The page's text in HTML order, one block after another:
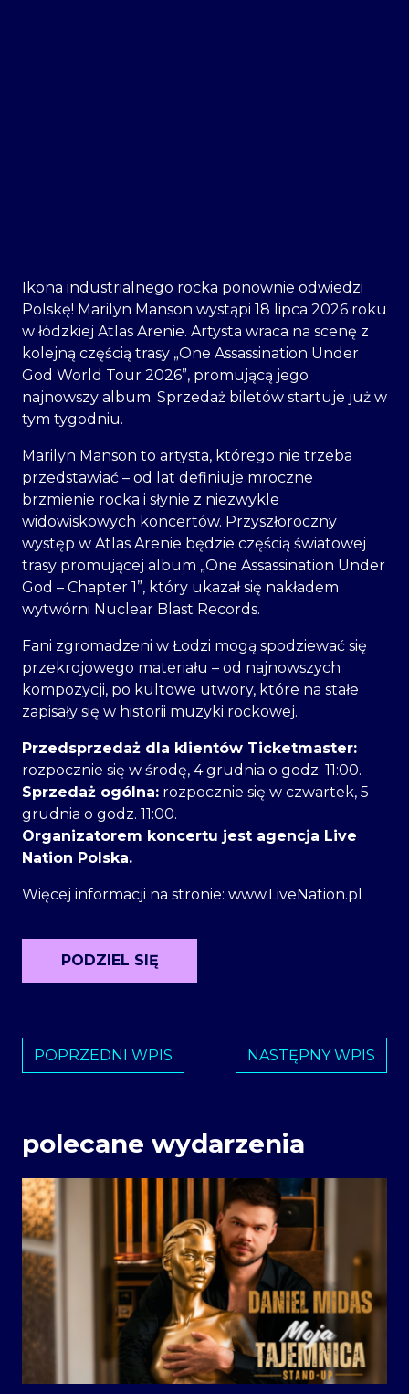
Ikona industrialnego rocka ponownie odwiedzi
Polskę! Marilyn Manson wystąpi 18 lipca 2026 roku
w łódzkiej Atlas Arenie. Artysta wraca na scenę z
kolejną częścią trasy „One Assassination Under
God World Tour 2026”, promującą jego
najnowszy album. Sprzedaż biletów startuje już w
tym tygodniu.
Marilyn Manson to artysta, którego nie trzeba
przedstawiać – od lat definiuje mroczne
brzmienie rocka i słynie z niezwykle
widowiskowych koncertów. Przyszłoroczny
występ w Atlas Arenie będzie częścią światowej
trasy promującej album „One Assassination Under
God – Chapter 1”, który ukazał się nakładem
wytwórni Nuclear Blast Records.
Fani zgromadzeni w Łodzi mogą spodziewać się
przekrojowego materiału – od najnowszych
kompozycji, po kultowe utwory, które na stałe
zapisały się w historii muzyki rockowej.
Przedsprzedaż dla klientów Ticketmaster:
rozpocznie się w środę, 4 grudnia o godz. 11:00.
Sprzedaż ogólna: rozpocznie się w czwartek, 5
grudnia o godz. 11:00.
Organizatorem koncertu jest agencja Live
Nation Polska.
Więcej informacji na stronie: www.LiveNation.pl
PODZIEL SIĘ
POPRZEDNI WPIS NASTĘPNY WPIS
polecane wydarzenia